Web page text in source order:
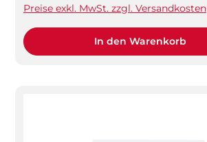
Preise exkl. MwSt. zzgl. Versandkosten
In den Warenkorb